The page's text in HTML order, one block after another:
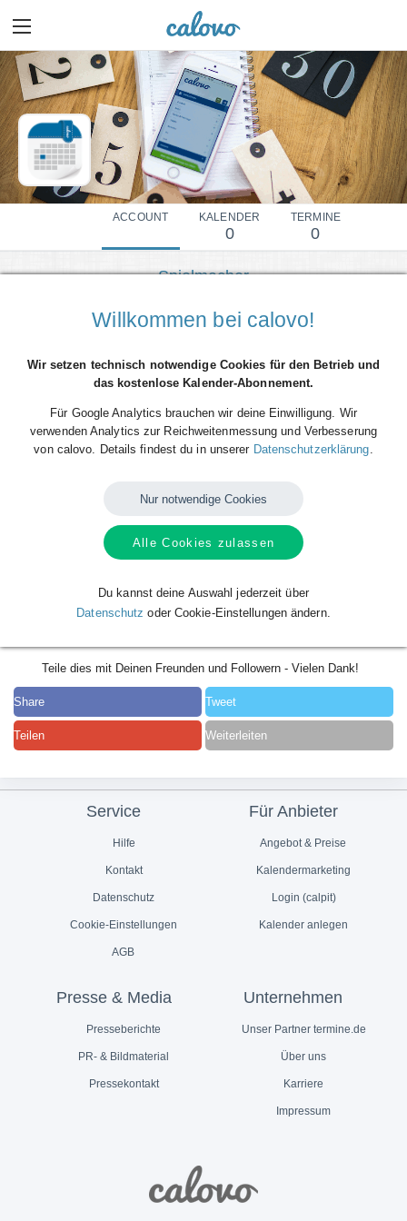
ACCOUNT KALENDER
0
TERMINE
0
Spielmacher
Mehr Details einblenden
Teile dies mit Deinen Freunden und Followern - Vielen Dank!
Share Tweet
Teilen Weiterleiten
Service
Hilfe
Kontakt
Datenschutz
Cookie-Einstellungen
AGB
Für Anbieter
Angebot & Preise
Kalendermarketing
Login (calpit)
Kalender anlegen
Presse & Media
Presseberichte
PR- & Bildmaterial
Pressekontakt
Unternehmen
Unser Partner termine.de
Über uns
Karriere
Impressum
Willkommen bei calovo!
Wir setzen technisch notwendige Cookies für den Betrieb und
das kostenlose Kalender-Abonnement.
Für Google Analytics brauchen wir deine Einwilligung. Wir
verwenden Analytics zur Reichweitenmessung und Verbesserung
von calovo. Details findest du in unserer Datenschutzerklärung
Nur notwendige Cookies
Alle Cookies zulassen
Du kannst deine Auswahl jederzeit über
Datenschutz oder Cookie-Einstellungen ändern.